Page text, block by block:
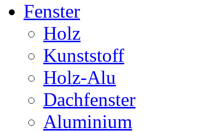
Fenster
Holz
Kunststoff
Holz-Alu
Dachfenster
Aluminium